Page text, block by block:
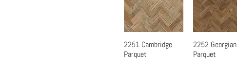
快速瀏覽
2251 Cambridge
Parquet
快速瀏覽
2252 Georgian
Parquet